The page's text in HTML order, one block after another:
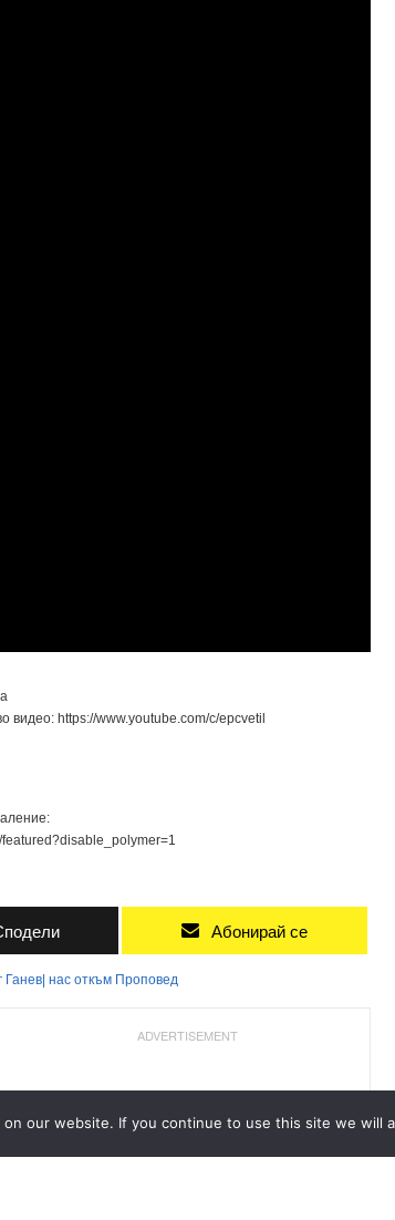
видео: https://www.youtube.com/c/epcvetil
Абонирай се
Ганев| нас откъм Проповед
ADVERTISEMENT
our website. If you continue to use this site we will